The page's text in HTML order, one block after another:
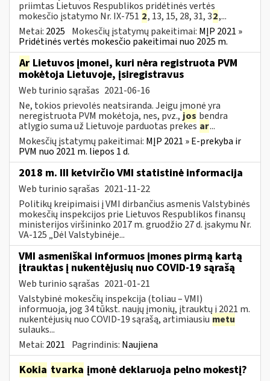
priimtas Lietuvos Respublikos pridėtinės vertės
mokesčio įstatymo Nr. IX-751 2, 13, 15, 28, 31, 32,...
Metai: 2025 Mokesčių įstatymų pakeitimai: MĮP 2021 »
Pridėtinės vertės mokesčio pakeitimai nuo 2025 m.
Ar Lietuvos įmonei, kuri nėra registruota PVM
mokėtoja Lietuvoje, įsiregistravus
Web turinio sąrašas 2021-06-16
Ne, tokios prievolės neatsiranda. Jeigu įmonė yra
neregistruota PVM mokėtoja, nes, pvz., jos bendra
atlygio suma už Lietuvoje parduotas prekes ar...
Mokesčių įstatymų pakeitimai: MĮP 2021 » E-prekyba ir
PVM nuo 2021 m. liepos 1 d.
2018 m. III ketvirčio VMI statistinė informacija
Web turinio sąrašas 2021-11-22
Politikų kreipimaisi į VMI dirbančius asmenis Valstybinės
mokesčių inspekcijos prie Lietuvos Respublikos finansų
ministerijos viršininko 2017 m. gruodžio 27 d. įsakymu Nr.
VA-125 „Dėl Valstybinėje...
VMI asmeniškai informuos įmones pirmą kartą
įtrauktas į nukentėjusių nuo COVID-19 sąrašą
Web turinio sąrašas 2021-01-21
Valstybinė mokesčių inspekcija (toliau – VMI)
informuoja, jog 34 tūkst. naujų įmonių, įtrauktų į 2021 m.
nukentėjusių nuo COVID-19 sąrašą, artimiausiu metu
sulauks...
Metai: 2021 Pagrindinis: Naujiena
Kokia tvarka įmonė deklaruoja pelno mokestį?